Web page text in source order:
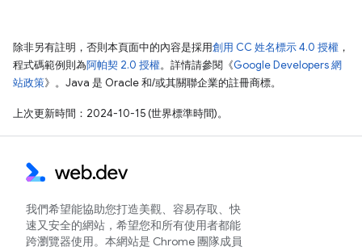
除非另有註明，否則本頁面中的內容是採用創用 CC 姓名標示 4.0 授權 ，
程式碼範例則為阿帕契 2.0 授權。詳情請參閱《Google Developers 網
站政策》。Java 是 Oracle 和/或其關聯企業的註冊商標。
上次更新時間：2024-10-15 (世界標準時間)。
我們希望能協助您打造美觀、容易存取、快
速又安全的網站，希望您和所有使用者都能
跨瀏覽器使用。本網站是 Chrome 團隊成員